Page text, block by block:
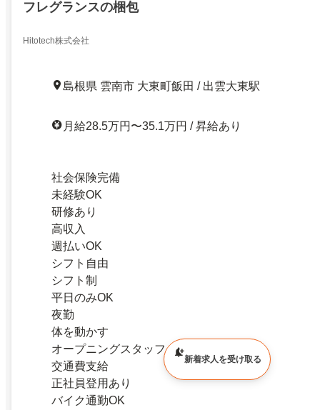
フレグランスの梱包
Hitotech株式会社
島根県 雲南市 大東町飯田 / 出雲大東駅
月給28.5万円〜35.1万円 / 昇給あり
社会保険完備
未経験OK
研修あり
高収入
週払いOK
シフト自由
シフト制
平日のみOK
夜勤
体を動かす
オープニングスタッフ
交通費支給
正社員登用あり
バイク通勤OK
新着求人を受け取る